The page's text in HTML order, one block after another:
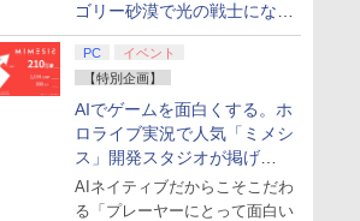
ゴリー砂漠で光の戦士になっ
てみた
PC
イベント
【特別企画】
AIでゲームを面白くする。ホ
ロライブ実況で人気「ミメシ
ス」開発スタジオが掲げ
る“AI活用の信念”とは？【講
演レポート】
AIネイティブだからこそこだわ
る「プレーヤーにとって面白い